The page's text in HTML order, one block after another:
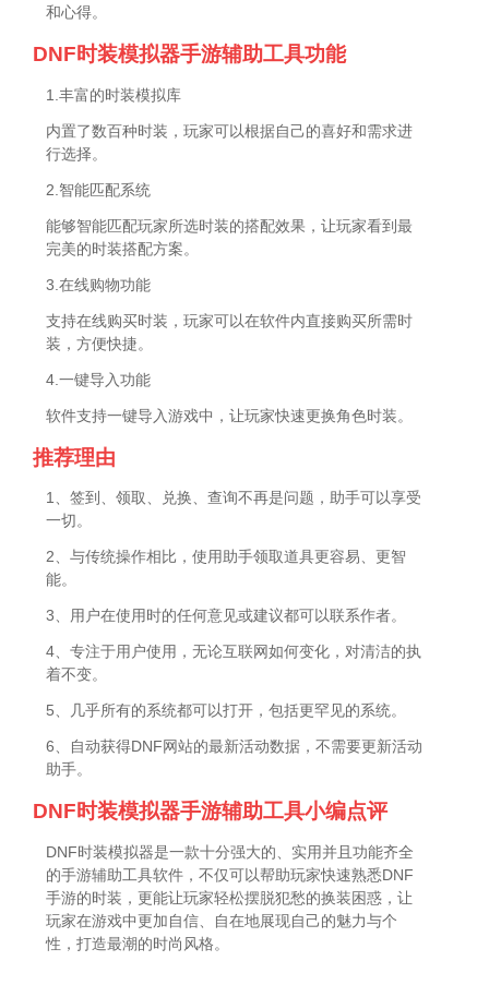
和心得。
DNF时装模拟器手游辅助工具功能
1.丰富的时装模拟库
内置了数百种时装，玩家可以根据自己的喜好和需求进
行选择。
2.智能匹配系统
能够智能匹配玩家所选时装的搭配效果，让玩家看到最
完美的时装搭配方案。
3.在线购物功能
支持在线购买时装，玩家可以在软件内直接购买所需时
装，方便快捷。
4.一键导入功能
软件支持一键导入游戏中，让玩家快速更换角色时装。
推荐理由
1、签到、领取、兑换、查询不再是问题，助手可以享受
一切。
2、与传统操作相比，使用助手领取道具更容易、更智
能。
3、用户在使用时的任何意见或建议都可以联系作者。
4、专注于用户使用，无论互联网如何变化，对清洁的执
着不变。
5、几乎所有的系统都可以打开，包括更罕见的系统。
6、自动获得DNF网站的最新活动数据，不需要更新活动
助手。
DNF时装模拟器手游辅助工具小编点评
DNF时装模拟器是一款十分强大的、实用并且功能齐全
的手游辅助工具软件，不仅可以帮助玩家快速熟悉DNF
手游的时装，更能让玩家轻松摆脱犯愁的换装困惑，让
玩家在游戏中更加自信、自在地展现自己的魅力与个
性，打造最潮的时尚风格。